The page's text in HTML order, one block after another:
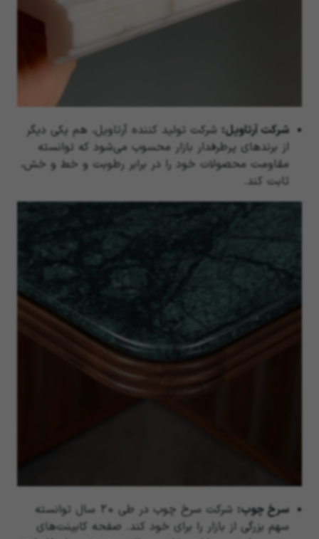
شرکت آرتاویل: شرکت تولید کننده آرتاویل، هم یکی دیگر
از برند‌های پرطرفدار بازار محسوب می‌شود که توانسته
مقاومت محصولات خود را در برابر رطوبت و خط و خش،
ثابت کند.
سرخ چوب:
شرکت سرخ چوب در طی 20 سال توانسته
سهم بزرگی از بازار را برای خود کند. صفحه کابینت‌های